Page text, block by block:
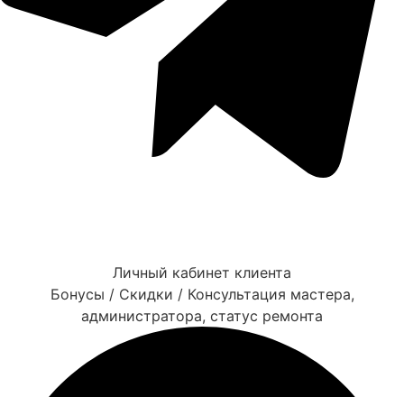
Личный кабинет клиента
Бонусы / Скидки / Консультация мастера,
администратора, статус ремонта